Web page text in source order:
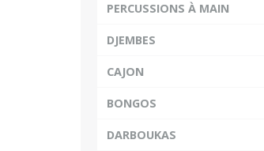
PERCUSSIONS À MAIN
DJEMBES
CAJON
BONGOS
DARBOUKAS